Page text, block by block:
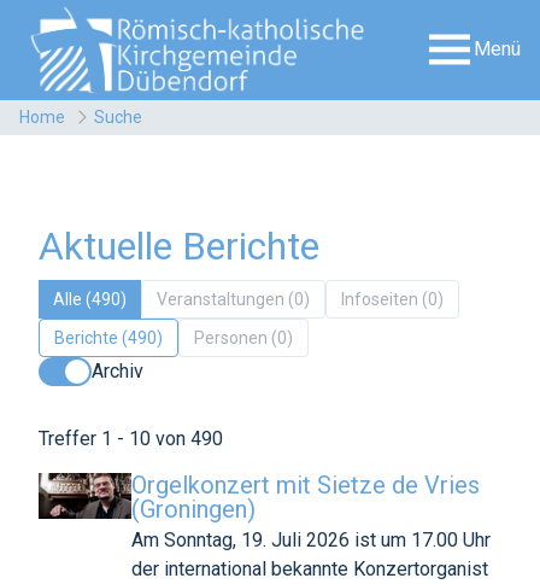
Menü
Home Suche
Aktuelle Berichte
Alle (490) Veranstaltungen (0)
Infoseiten (0)
Berichte (490)
Personen (0)
Archiv
Treffer 1 - 10 von 490
Orgelkonzert mit Sietze de Vries
(Groningen)
Am Sonntag, 19. Juli 2026 ist um 17.00 Uhr
der international bekannte Konzertorganist